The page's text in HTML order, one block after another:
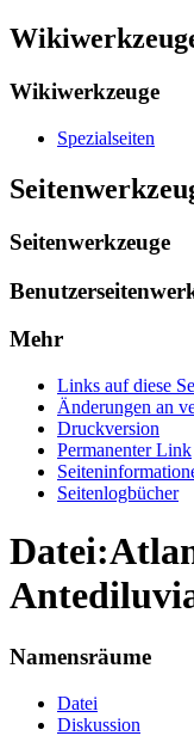
Wikiwerkzeuge
Spezialseiten
Seitenwerkzeuge
Mehr
Links auf diese
Änderungen an
Druckversion
Permanenter Link
Seitenlogbücher
Namensräume
Datei
Diskussion